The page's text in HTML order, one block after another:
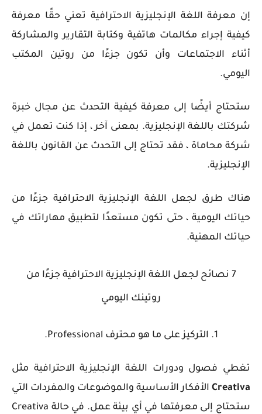
إن معرفة اللغة الإنجليزية الاحترافية تعني حقًا معرفة
كيفية إجراء مكالمات هاتفية وكتابة التقارير والمشاركة
أثناء الاجتماعات وأن تكون جزءًا من روتين المكتب
اليومي.
ستحتاج أيضًا إلى معرفة كيفية التحدث عن مجال خبرة
شركتك باللغة الإنجليزية. بمعنى آخر ، إذا كنت تعمل في
شركة محاماة ، فقد تحتاج إلى التحدث عن القانون باللغة
الإنجليزية.
هناك طرق لجعل اللغة الإنجليزية الاحترافية جزءًا من
حياتك اليومية ، حتى تكون مستعدًا لتطبيق مهاراتك في
حياتك المهنية.
7 نصائح لجعل اللغة الإنجليزية الاحترافية جزءًا من
روتينك اليومي
1. التركيز على ما هو محترف Professional.
تغطي فصول ودورات اللغة الإنجليزية الاحترافية مثل
Creativa الأفكار الأساسية والموضوعات والمفردات التي
ستحتاج إلى معرفتها في أي بيئة عمل. في حالة Creativa